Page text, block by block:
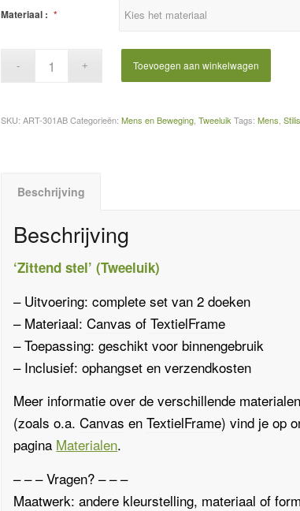
Materiaal : *
Toevoegen aan winkelwagen
SKU:ART-301AB Categorieën:Mens en Beweging ,Tweeluik Tags:Mens ,
Beschrijving
Beschrijving
‘Zittend stel’ (Tweeluik)
– Uitvoering: complete set van 2 doeken
– Materiaal: Canvas of TextielFrame
– Toepassing: geschikt voor binnengebruik
– Inclusief: ophangset en verzendkosten
Meer informatie over de verschillende materialen
(zoals o.a. Canvas en TextielFrame) vind je op
pagina Materialen.
– – – Vragen? – – –
Maatwerk: andere kleurstelling, materiaal of